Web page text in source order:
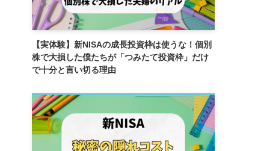
【実体験】新NISAの成長投資枠は使うな！個別
株で大損した僕たちが「つみたて投資枠」だけ
で十分と言い切る理由